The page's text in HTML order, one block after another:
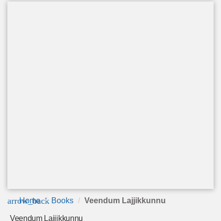
arrow_back
Home Books Veendum Lajjikkunnu
Veendum Lajjikkunnu